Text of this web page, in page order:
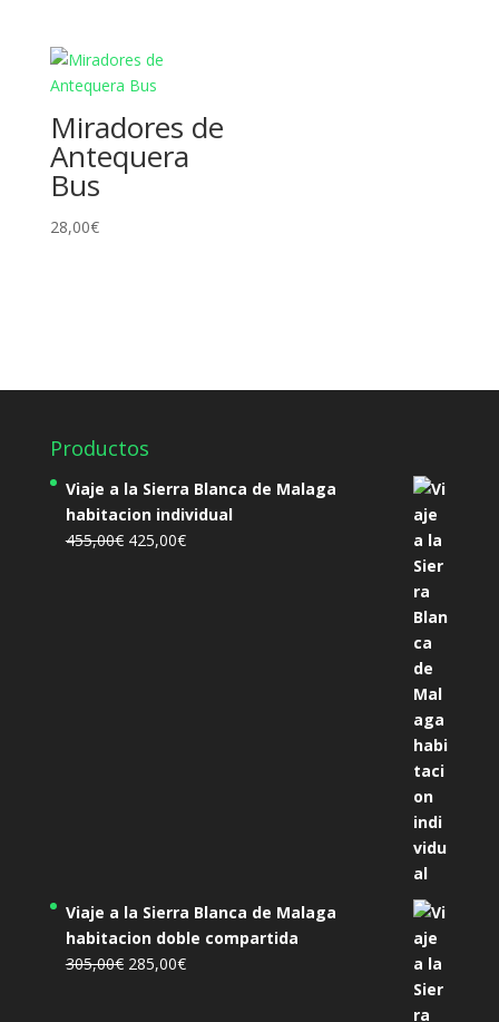
Miradores de
Antequera
Bus
28,00€
Productos
Viaje a la Sierra Blanca de Malaga
habitacion individual
455,00€ El
425,00€El
Viaje a la Sierra Blanca de Malaga
habitacion doble compartida
305,00€ El
285,00€El